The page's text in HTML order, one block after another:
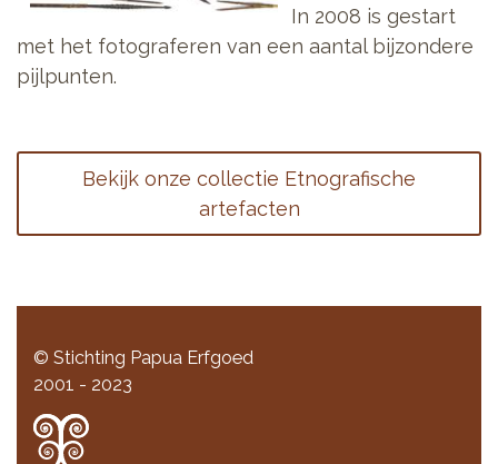
In 2008 is gestart
met het fotograferen van een aantal bijzondere
pijlpunten.
Bekijk onze collectie Etnografische
artefacten
© Stichting Papua Erfgoed
2001 - 2023